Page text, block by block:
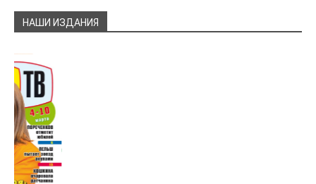
НАШИ ИЗДАНИЯ